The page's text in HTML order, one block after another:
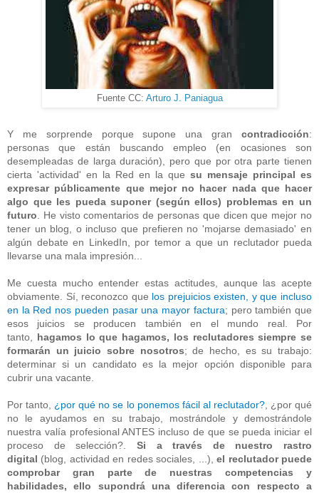
Fuente CC: Arturo J. Paniagua
Y me sorprende porque supone una gran contradicción:
personas que están buscando empleo (en ocasiones son
desempleadas de larga duración), pero que por otra parte tienen
cierta 'actividad' en la Red en la que su mensaje principal es
expresar públicamente que mejor no hacer nada que hacer
algo que les pueda suponer (según ellos) problemas en un
futuro . He visto comentarios de personas que dicen que mejor no
tener un blog, o incluso que prefieren no 'mojarse demasiado' en
algún debate en LinkedIn, por temor a que un reclutador pueda
llevarse una mala impresión...
Me cuesta mucho entender estas actitudes, aunque las acepte
obviamente. Sí, reconozco que los prejuicios existen, y que incluso
en la Red nos pueden pasar una mayor factura; pero también que
esos juicios se producen también en el mundo real. Por
tanto, hagamos lo que hagamos, los reclutadores siempre se
formarán un juicio sobre nosotros; de hecho, es su trabajo:
determinar si un candidato es la mejor opción disponible para
cubrir una vacante.
Por tanto, ¿por qué no se lo ponemos fácil al reclutador?, ¿por qué
no le ayudamos en su trabajo, mostrándole y demostrándole
nuestra valía profesional ANTES incluso de que se pueda iniciar el
proceso de selección?. Si a través de nuestro rastro
digital (blog, actividad en redes sociales, ...),el reclutador puede
comprobar gran parte de nuestras competencias y
habilidades, ello supondrá una diferencia con respecto a